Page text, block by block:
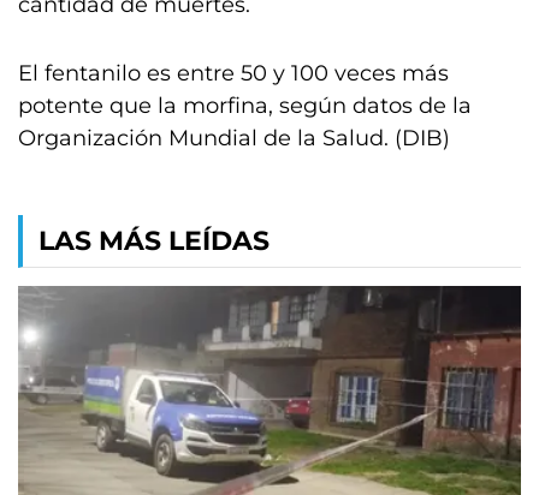
El fentanilo es entre 50 y 100 veces más
potente que la morfina, según datos de la
Organización Mundial de la Salud. (DIB)
LAS MÁS LEÍDAS